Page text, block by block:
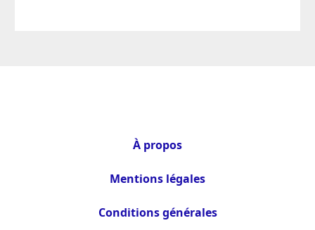
À propos
Mentions légales
Conditions générales